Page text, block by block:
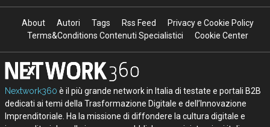
About Autori Tags Rss Feed
Privacy e Cookie Policy
Terms&Conditions Contenuti Specialistici
Cookie Center
Nextwork360 è il più grande network in Italia di testate e portali B2B
dedicati ai temi della Trasformazione Digitale e dell’Innovazione
Imprenditoriale. Ha la missione di diffondere la cultura digitale e